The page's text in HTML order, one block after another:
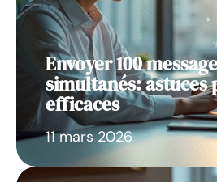
Envoyer 100
simultanés: astuces
efficaces
11 mars 2026